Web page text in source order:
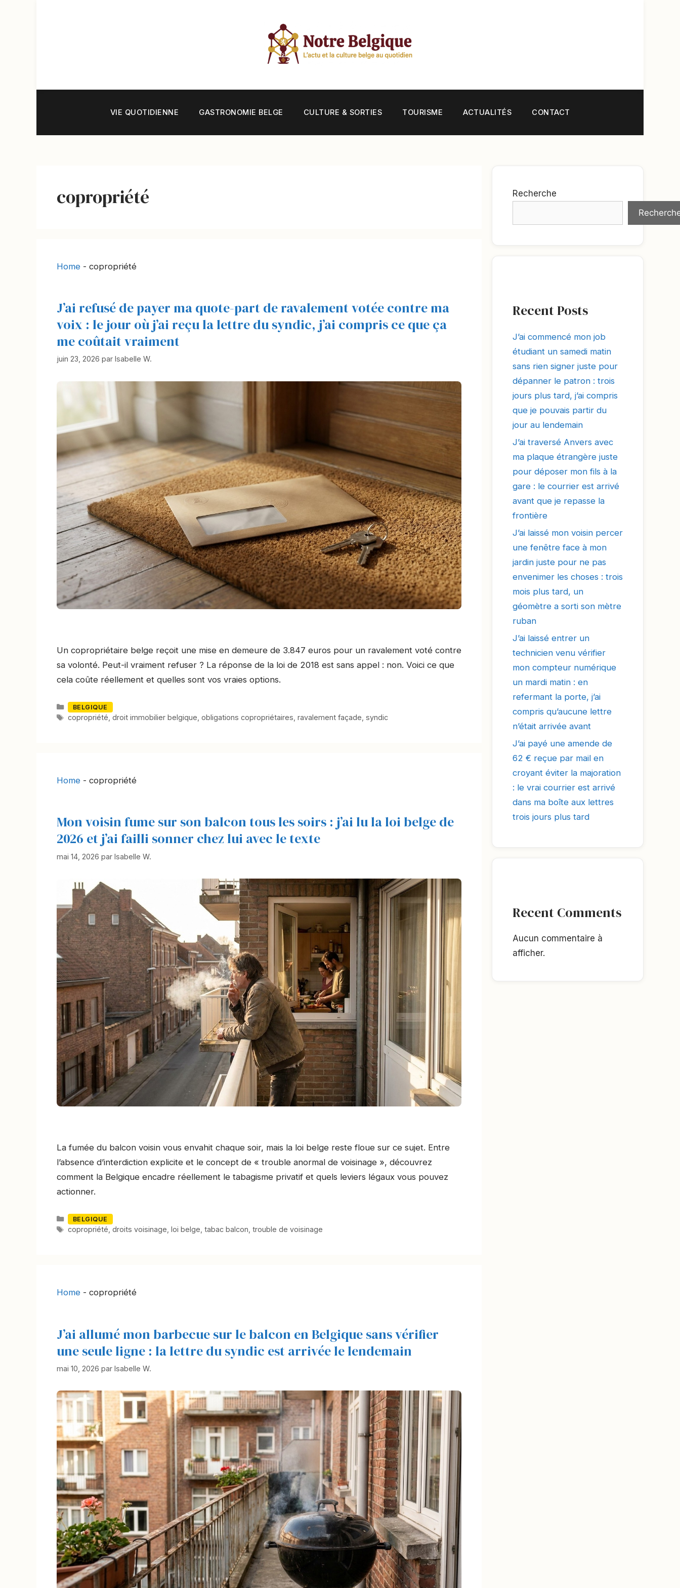
VIE QUOTIDIENNE GASTRONOMIE BELGE CULTURE & SORTIES TOURISME ACTUALITÉS CONTACT
copropriété
Home - copropriété
J’ai refusé de payer ma quote-part de ravalement votée contre ma
voix : le jour où j’ai reçu la lettre du syndic, j’ai compris ce que ça
me coûtait vraiment
juin 23, 2026 par Isabelle W.
Un copropriétaire belge reçoit une mise en demeure de 3.847 euros pour un ravalement voté contre
sa volonté. Peut-il vraiment refuser ? La réponse de la loi de 2018 est sans appel : non. Voici ce que
cela coûte réellement et quelles sont vos vraies options.
Catégories
BELGIQUE
Mots-
copropriété droit immobilier belgique obligations copropriétaires ravalement façade syndic
Home - copropriété
Mon voisin fume sur son balcon tous les soirs : j’ai lu la loi belge de
2026 et j’ai failli sonner chez lui avec le texte
mai 14, 2026 par Isabelle W.
La fumée du balcon voisin vous envahit chaque soir, mais la loi belge reste floue sur ce sujet. Entre
l’absence d’interdiction explicite et le concept de « trouble anormal de voisinage », découvrez
comment la Belgique encadre réellement le tabagisme privatif et quels leviers légaux vous pouvez
actionner.
Catégories
BELGIQUE
Mots-
copropriété droits voisinage loi belge tabac balcon trouble de voisinage
Home - copropriété
J’ai allumé mon barbecue sur le balcon en Belgique sans vérifier
une seule ligne : la lettre du syndic est arrivée le lendemain
mai 10, 2026 par Isabelle W.
Recherche
Recent Posts
J’ai commencé mon job
étudiant un samedi matin
sans rien signer juste pour
dépanner le patron : trois
jours plus tard, j’ai compris
que je pouvais partir du
jour au lendemain
J’ai traversé Anvers avec
ma plaque étrangère juste
pour déposer mon fils à la
gare : le courrier est arrivé
avant que je repasse la
frontière
J’ai laissé mon voisin percer
une fenêtre face à mon
jardin juste pour ne pas
envenimer les choses : trois
mois plus tard, un
géomètre a sorti son mètre
ruban
J’ai laissé entrer un
technicien venu vérifier
mon compteur numérique
un mardi matin : en
refermant la porte, j’ai
compris qu’aucune lettre
n’était arrivée avant
J’ai payé une amende de
62 € reçue par mail en
croyant éviter la majoration
: le vrai courrier est arrivé
dans ma boîte aux lettres
trois jours plus tard
Recent Comments
Aucun commentaire à
afficher.